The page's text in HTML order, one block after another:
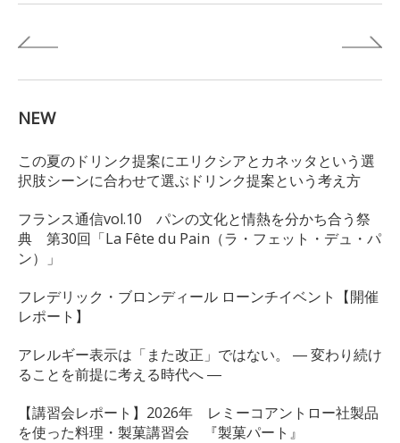
NEW
この夏のドリンク提案にエリクシアとカネッタという選
択肢シーンに合わせて選ぶドリンク提案という考え方
フランス通信vol.10 パンの文化と情熱を分かち合う祭
典 第30回「La Fête du Pain（ラ・フェット・デュ・パ
ン）」
フレデリック・ブロンディール ローンチイベント【開催
レポート】
アレルギー表示は「また改正」ではない。 ― 変わり続け
ることを前提に考える時代へ ―
【講習会レポート】2026年 レミーコアントロー社製品
を使った料理・製菓講習会 『製菓パート』